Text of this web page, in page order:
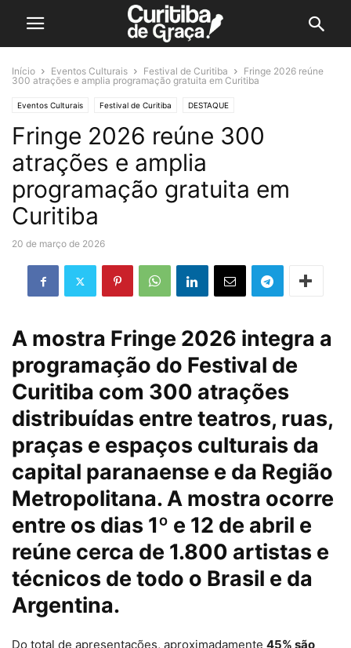
Início Eventos Culturais Festival de Curitiba
Fringe 2026 reúne
300 atrações e amplia programação gratuita em Curitiba
Eventos Culturais Festival de Curitiba DESTAQUE
Fringe 2026 reúne 300
atrações e amplia
programação gratuita em
Curitiba
20 de março de 2026
A mostra Fringe 2026 integra a
programação do Festival de
Curitiba com 300 atrações
distribuídas entre teatros, ruas,
praças e espaços culturais da
capital paranaense e da Região
Metropolitana. A mostra ocorre
entre os dias 1º e 12 de abril e
reúne cerca de 1.800 artistas e
técnicos de todo o Brasil e da
Argentina.
Do total de apresentações, aproximadamente 45% são